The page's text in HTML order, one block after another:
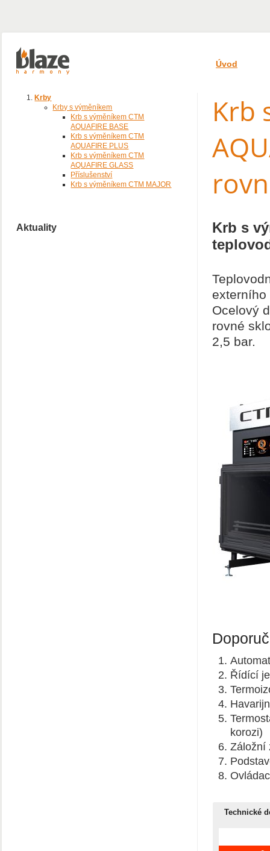
Krb
Krb s
externího
Ocelový
rovné
2,5 bar.
Řídící
korozi)
Záložní
Technické
Krby
Krby s výměníkem
Krb s výměníkem CTM
AQUAFIRE BASE
Krb s výměníkem CTM
AQUAFIRE PLUS
Krb s výměníkem CTM
AQUAFIRE GLASS
Příslušenství
Krb s výměníkem CTM MAJOR
Aktuality
Úvod